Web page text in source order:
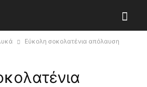
Εύκολη σοκολατένια απόλαυση